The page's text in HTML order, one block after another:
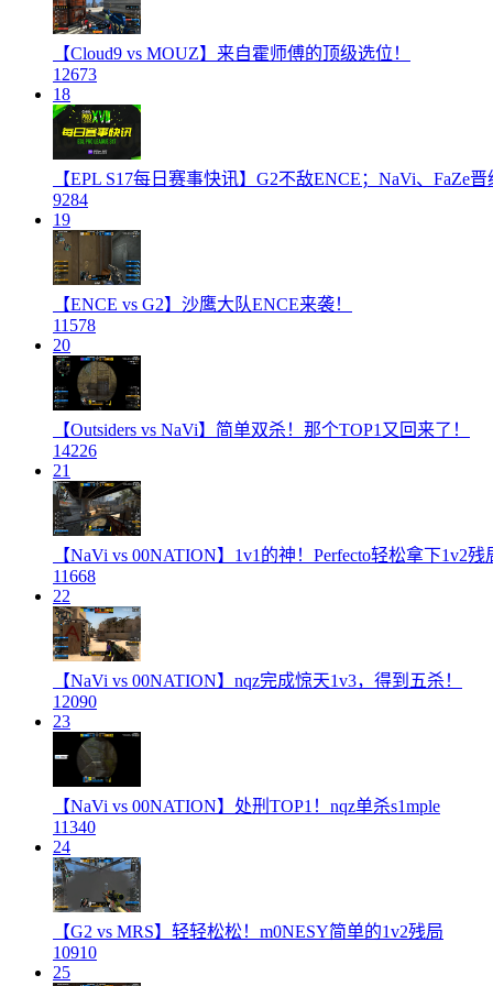
【Cloud9 vs MOUZ】来自霍师傅的顶级选位！
12673
18
【EPL S17每日赛事快讯】G2不敌ENCE；NaVi、FaZe晋
9284
19
【ENCE vs G2】沙鹰大队ENCE来袭！
11578
20
【Outsiders vs NaVi】简单双杀！那个TOP1又回来了！
14226
21
【NaVi vs 00NATION】1v1的神！Perfecto轻松拿下1v2残
11668
22
【NaVi vs 00NATION】nqz完成惊天1v3，得到五杀！
12090
23
【NaVi vs 00NATION】处刑TOP1！nqz单杀s1mple
11340
24
【G2 vs MRS】轻轻松松！m0NESY简单的1v2残局
10910
25